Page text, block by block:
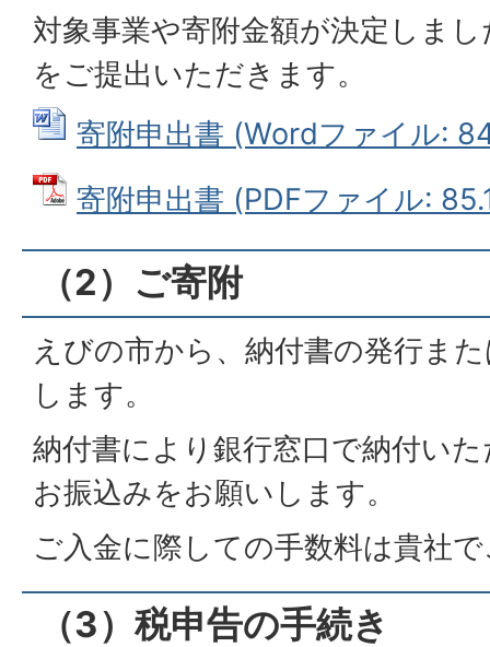
対象事業や寄附金額が決定しま
をご提出いただきます。
寄附申出書 (Wordファイル:
寄附申出書 (PDFファイル:
（2）ご寄附
えびの市から、納付書の発行ま
します。
納付書により銀行窓口で納付い
お振込みをお願いします。
ご入金に際しての手数料は貴社
（3）税申告の手続き